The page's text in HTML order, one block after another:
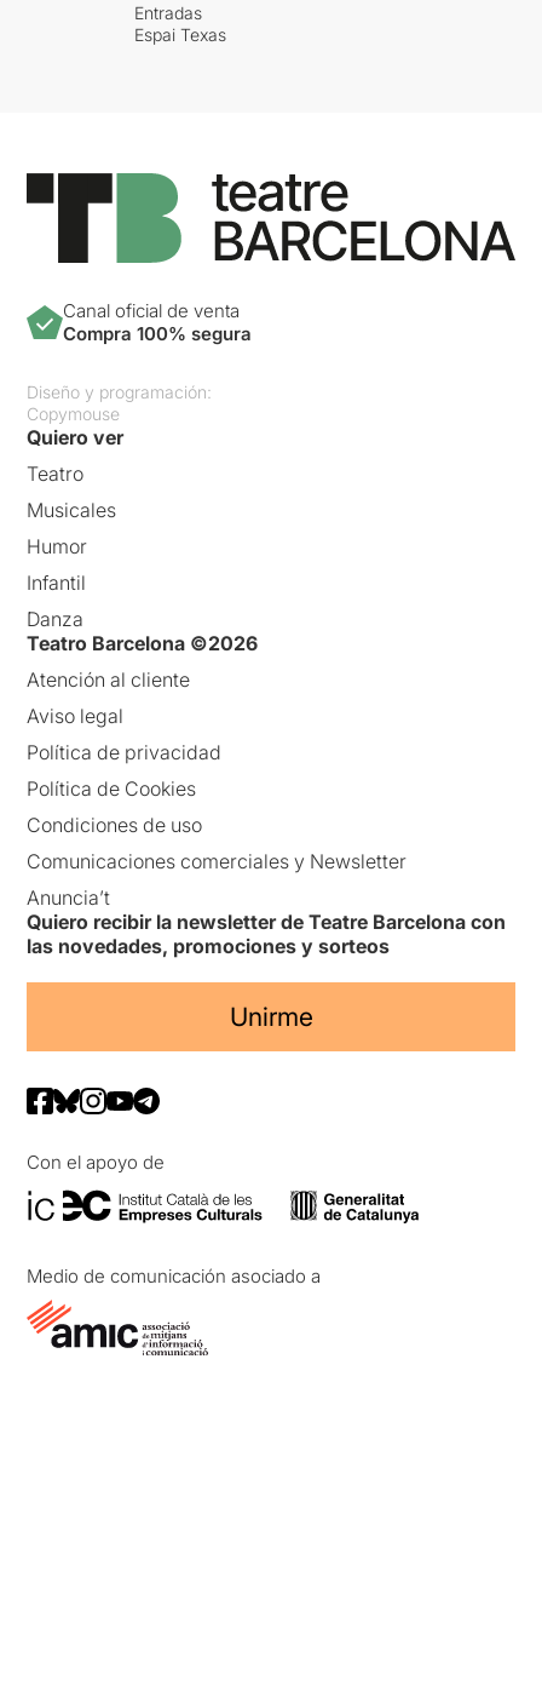
Entradas
Espai Texas
Canal oficial de venta
Compra 100% segura
Diseño y programación:
Copymouse
Quiero ver
Teatro
Musicales
Humor
Infantil
Danza
Teatro Barcelona ©2026
Atención al cliente
Aviso legal
Política de privacidad
Política de Cookies
Condiciones de uso
Comunicaciones comerciales y Newsletter
Anuncia’t
Quiero recibir la newsletter de Teatre Barcelona con
las novedades, promociones y sorteos
Unirme
Con el apoyo de
Medio de comunicación asociado a